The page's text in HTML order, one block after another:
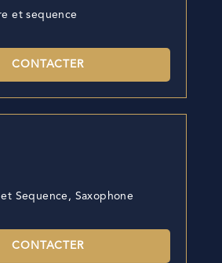
et sequence
CONTACTER
Sequence, Saxophone
CONTACTER